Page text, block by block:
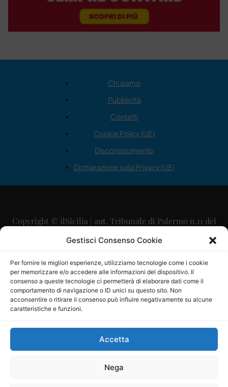
Gestisci Consenso Cookie
Per fornire le migliori esperienze, utilizziamo tecnologie come i cookie
per memorizzare e/o accedere alle informazioni del dispositivo. Il
consenso a queste tecnologie ci permetterà di elaborare dati come il
comportamento di navigazione o ID unici su questo sito. Non
acconsentire o ritirare il consenso può influire negativamente su alcune
caratteristiche e funzioni.
Accetta
Nega
Chi siamo
Pubblicità
Contatti
Cookie Policy (UE)
Disconoscimento
Dichiarazione sulla Privacy (UE)
Copyright © ilSicilia | aut. Tribunale di Palermo n.11 del
29/09/2015
Direttore Editoriale: Maurizio Scaglione
Direttore Responsabile: Maria Calabrese
P.IVA: 06334930820
Mercurio Comunicazione Società Cooperativa a r.l. è
iscritta al Registro degli Operatori di Comunicazione al